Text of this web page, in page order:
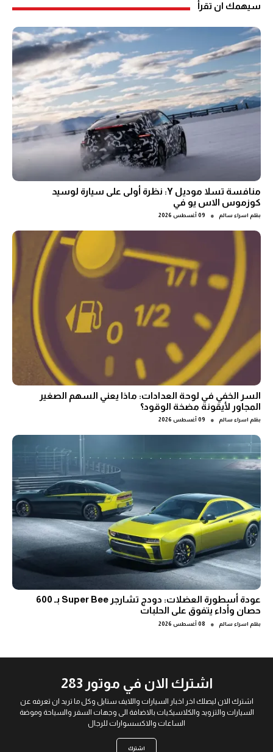
سيهمك ان تقرأ
منافسة تسلا موديل Y: نظرة أولى على سيارة لوسيد
كوزموس الاس يو في
بقلم اسراء سالم ● 09 أغسطس 2026
السر الخفي في لوحة العدادات: ماذا يعني السهم الصغير
المجاور لأيقونة مضخة الوقود؟
بقلم اسراء سالم ● 09 أغسطس 2026
عودة أسطورة العضلات: دودج تشارجر Super Bee بـ 600
حصان وأداء يتفوق على الحلبات
بقلم اسراء سالم ● 08 أغسطس 2026
اشترك الان في موتور 283
اشترك الان ليصلك اخر اخبار السيارات واللايف ستايل وكل ما تريد ان تعرفه عن
السيارات والتزويد والكلاسيكيات بالاضافة الى وجهات السفر والسياحة وموضة
الساعات والاكسسوارات للرجال
اشترك